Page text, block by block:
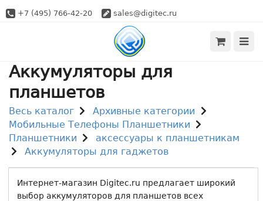
+7 (495) 766-42-20 sales@digitec.ru
Аккумуляторы для
планшетов
Весь каталог
Архивные категории
Мобильные Телефоны Планшетники
Планшетники
аксессуары к планшетникам
Аккумуляторы для гаджетов
Интернет-магазин Digitec.ru предлагает широкий
выбор аккумуляторов для планшетов всех